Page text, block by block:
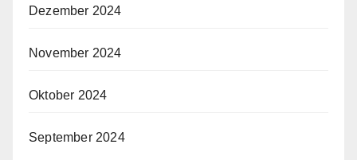
Dezember 2024
November 2024
Oktober 2024
September 2024